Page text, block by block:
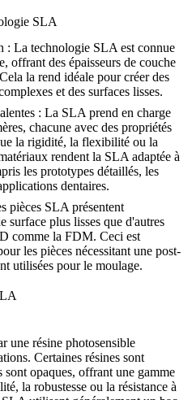
SLA
: La technologie SLA est connue
offrant des épaisseurs de couche
la rend idéale pour créer des
et des surfaces lisses.
: La SLA prend en charge
chacune avec des propriétés
la rigidité, la flexibilité ou la
rendent la SLA adaptée à
les prototypes détaillés, les
dentaires.
pièces SLA présentent
surface plus lisses que d'autres
comme la FDM. Ceci est
les pièces nécessitant une post-
utilisées pour le moulage.
une résine photosensible
Certaines résines sont
sont opaques, offrant une gamme
la robustesse ou la résistance à